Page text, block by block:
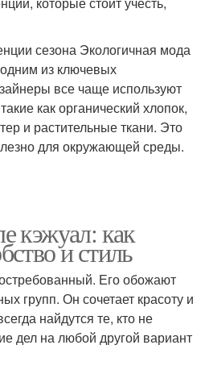
сезона Экологичная мода
одним из ключевых
все чаще используют
как органический хлопок,
и растительные ткани. Это
для окружающей среды.
кэжуал: как
и стиль
Его обожают
групп. Он сочетает красоту и
найдутся те, кто не
дел на любой другой вариант